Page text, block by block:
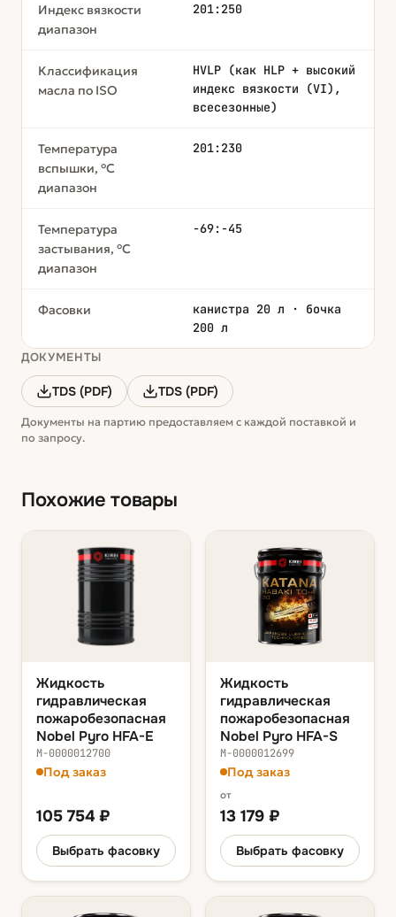
Индекс вязкости
диапазон
201:250
Классификация
масла по ISO
HVLP (как HLP + высокий
индекс вязкости (VI),
всесезонные)
Температура
вспышки, °С
диапазон
201:230
Температура
застывания, °С
диапазон
-69:-45
Фасовки
канистра 20 л · бочка
200 л
ДОКУМЕНТЫ
TDS (PDF) TDS (PDF)
Документы на партию предоставляем с каждой поставкой и
по запросу.
Похожие товары
Жидкость
гидравлическая
пожаробезопасная
Nobel Pyro HFA-E
М-0000012700
Под заказ
105 754 ₽
Выбрать фасовку
Жидкость
гидравлическая
пожаробезопасная
Nobel Pyro HFA-S
М-0000012699
Под заказ
от
13 179 ₽
Выбрать фасовку